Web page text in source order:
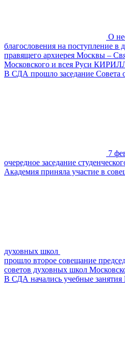
О
благословения на поступление в
правящего архиерея Москвы –
Московского и всея Руси
В СДА прошло заседание Совета
7
очередное заседание
Академия приняла участие в
духовных школ
прошло второе совещание
советов духовных школ
В СДА начались учебные